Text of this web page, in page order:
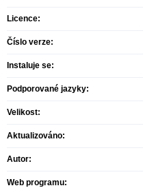
Licence:
Číslo verze:
Instaluje se:
Podporované jazyky:
Velikost:
Aktualizováno:
Autor:
Web programu: